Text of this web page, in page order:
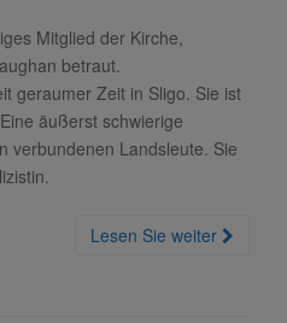
Mitglied der Kirche,
betraut.
geraumer Zeit in Sligo. Sie ist
äußerst schwierige
verbundenen Landsleute. Sie
Lesen Sie weiter